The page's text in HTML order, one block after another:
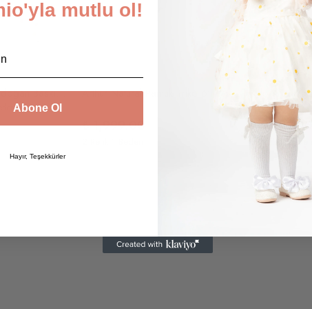
Koshi Terrazzo Yenidoğan Baskı Desenli Antialerjik Pamuklu Unisex 3'lü Takım Arthur Natural Pamuk Triko 6'lı Hastane Çıkışı / Yenidoğan Kutulu Set
₺ 1,999.00 ₺ 1,799.90
3 Renk 2 Beden
mutlu ol!
Abone Ol
Hayır, Teşekkürler